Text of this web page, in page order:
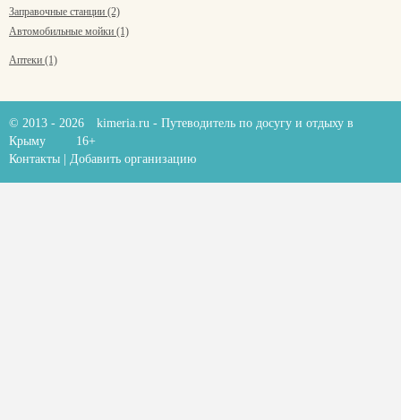
Заправочные станции (2)
Автомобильные мойки (1)
Аптеки (1)
© 2013 - 2026 kimeria.ru - Путеводитель по досугу и отдыху в
Крыму
16+
Контакты
Добавить организацию